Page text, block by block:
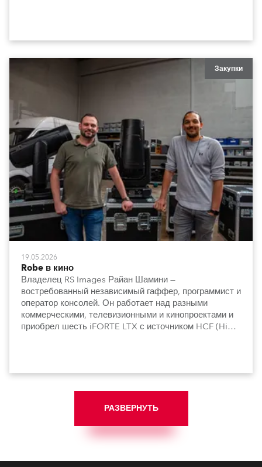
Закупки
19.05.2026
Robe в кино
Владелец RS Images Райан Шамини —
востребованный независимый гаффер, программист и
оператор консолей. Он работает над разными
коммерческими, телевизионными и кинопроектами и
приобрел шесть iFORTE LTX с источником HCF (High
РАЗВЕРНУТЬ